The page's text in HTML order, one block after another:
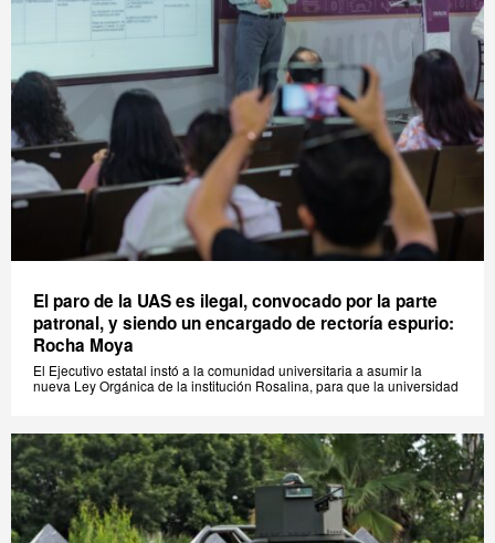
El paro de la UAS es ilegal, convocado por la parte
patronal, y siendo un encargado de rectoría espurio:
Rocha Moya
El Ejecutivo estatal instó a la comunidad universitaria a asumir la
nueva Ley Orgánica de la institución Rosalina, para que la universidad